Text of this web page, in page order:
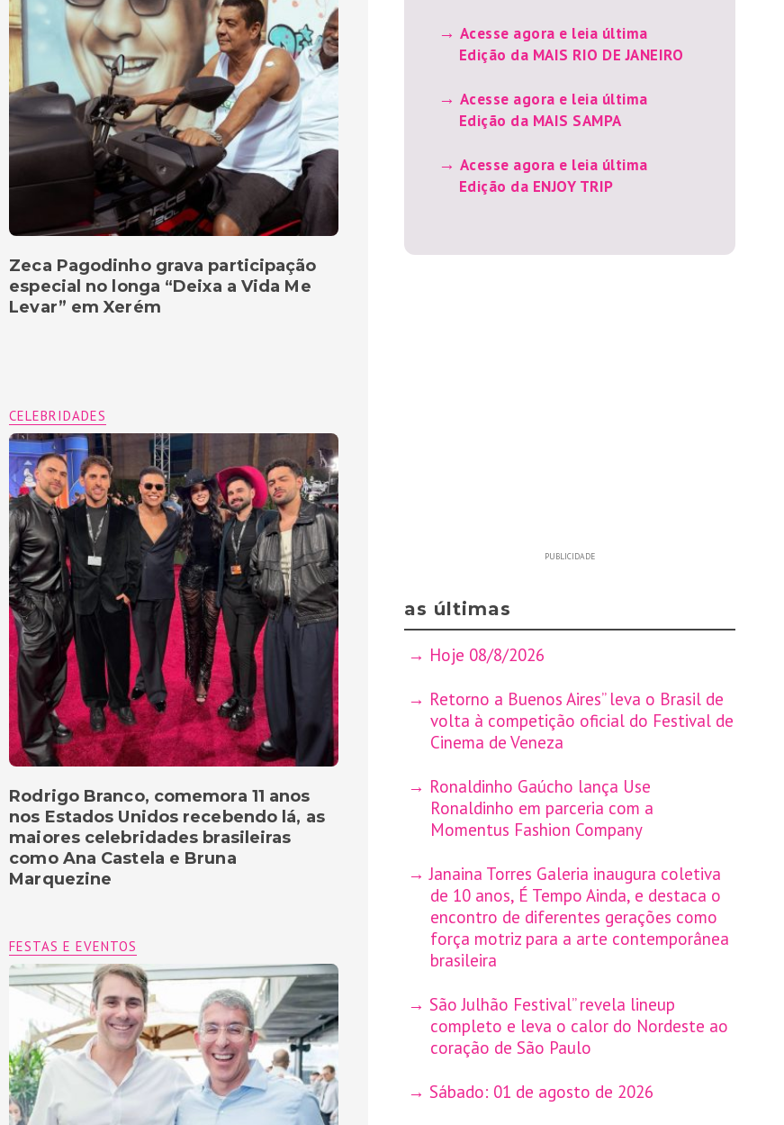
Zeca Pagodinho grava participação
especial no longa “Deixa a Vida Me
Levar” em Xerém
CELEBRIDADES
Rodrigo Branco, comemora 11 anos
nos Estados Unidos recebendo lá, as
maiores celebridades brasileiras
como Ana Castela e Bruna
Marquezine
FESTAS E EVENTOS
Acesse agora e leia última
Edição da MAIS RIO DE JANEIRO
Acesse agora e leia última
Edição da MAIS SAMPA
Acesse agora e leia última
Edição da ENJOY TRIP
PUBLICIDADE
as últimas
Hoje 08/8/2026
Retorno a Buenos Aires” leva o Brasil de
volta à competição oficial do Festival de
Cinema de Veneza
Ronaldinho Gaúcho lança Use
Ronaldinho em parceria com a
Momentus Fashion Company
Janaina Torres Galeria inaugura coletiva
de 10 anos, É Tempo Ainda, e destaca o
encontro de diferentes gerações como
força motriz para a arte contemporânea
brasileira
São Julhão Festival” revela lineup
completo e leva o calor do Nordeste ao
coração de São Paulo
Sábado: 01 de agosto de 2026